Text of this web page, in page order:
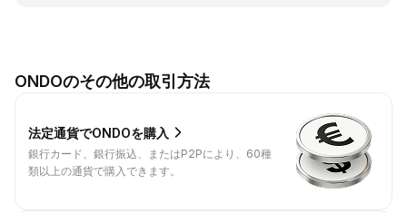
ONDOのその他の取引方法
法定通貨でONDOを購入
銀行カード、銀行振込、またはP2Pにより、60種
類以上の通貨で購入できます。